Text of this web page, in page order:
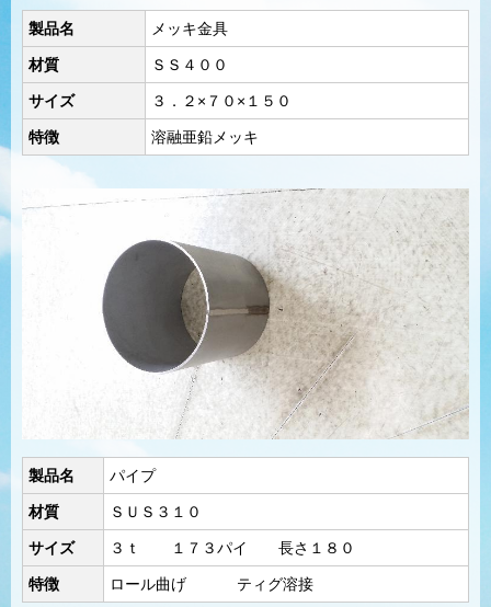
製品名 メッキ金具
材質 ＳＳ４００
サイズ ３．２×７０×１５０
特徴 溶融亜鉛メッキ
製品名 パイプ
材質 ＳＵＳ３１０
サイズ ３ｔ １７３パイ 長さ１８０
特徴 ロール曲げ ティグ溶接